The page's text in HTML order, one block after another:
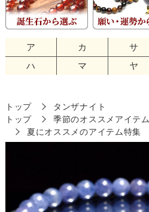
ア カ サ
ハ
マ ヤ
トップ
タンザナイト
トップ
季節のオススメアイテム
夏にオススメのアイテム特集